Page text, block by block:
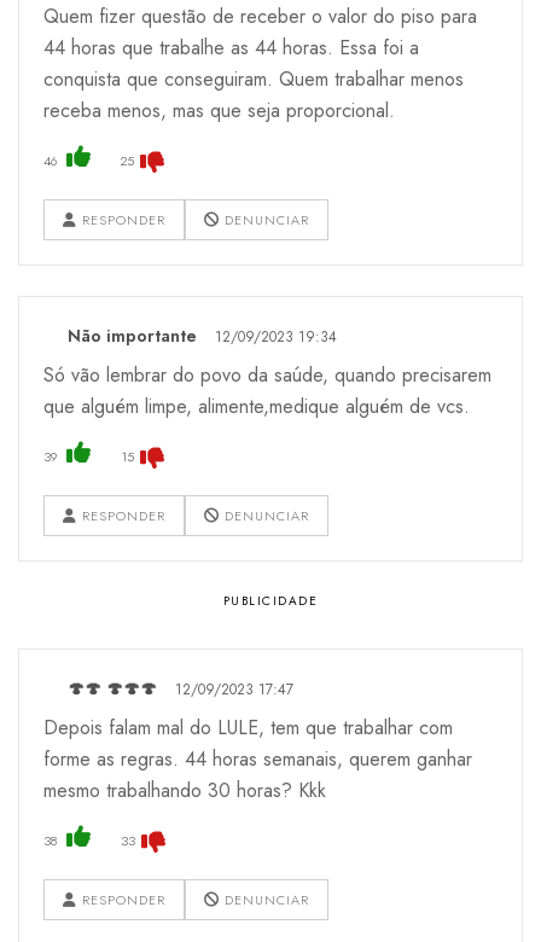
Quem fizer questão de receber o valor do piso para
44 horas que trabalhe as 44 horas. Essa foi a
conquista que conseguiram. Quem trabalhar menos
receba menos, mas que seja proporcional.
46 25
RESPONDER DENUNCIAR
Não importante 12/09/2023 19:34
Só vão lembrar do povo da saúde, quando precisarem
que alguém limpe, alimente,medique alguém de vcs.
39 15
RESPONDER DENUNCIAR
🍄🍄 🍄🍄🍄 12/09/2023 17:47
Depois falam mal do LULE, tem que trabalhar com
forme as regras. 44 horas semanais, querem ganhar
mesmo trabalhando 30 horas? Kkk
38 33
RESPONDER DENUNCIAR